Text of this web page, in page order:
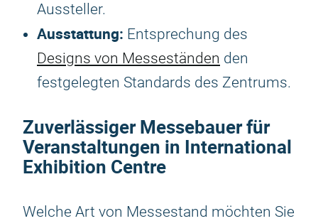
Aussteller.
Ausstattung: Entsprechung des
Designs von Messeständen den
festgelegten Standards des Zentrums.
Zuverlässiger Messebauer für
Veranstaltungen in International
Exhibition Centre
Welche Art von Messestand möchten Sie